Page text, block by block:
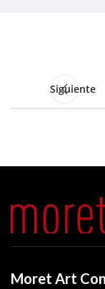
Siguiente
Moret Art